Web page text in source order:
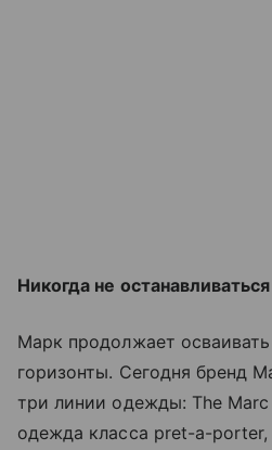
Никогда не останавливаться
Марк продолжает
горизонты. Сегодня бренд
три линии одежды: The
одежда класса pret-a-